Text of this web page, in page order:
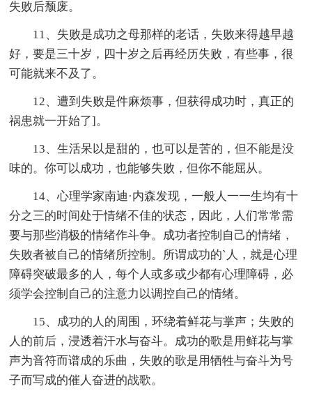
失败后颓废。
11、失败是成功之母那样的老话，失败来得越早越
好，要是三十岁，四十岁之后再经历失败，有些事，很
可能就来不及了。
12、遭到失败是件麻烦事，但获得成功时，真正的
祸患就一开始了]。
13、生活呆以是甜的，也可以是苦的，但不能是没
味的。你可以成功，也能够失败，但你不能屈从。
14、心理学家南迪·内森发现，一般人一一生均有十
分之三的时间处于情绪不佳的状态，因此，人们常常需
要与那些消极的情绪作斗争。成功者控制自己的情绪，
失败者被自己的情绪所控制。所谓成功的`人，就是心理
障碍突破最多的人，每个人或多或少都有心理障碍，必
须学会控制自己的注意力以调控自己的情绪。
15、成功的人的周围，环绕着鲜花与掌声；失败的
人的前后，浸透着汗水与奋斗。成功的歌是用鲜花与掌
声为音符而谱成的乐曲，失败的歌是用牺牲与奋斗为号
子而写成的催人奋进的战歌。